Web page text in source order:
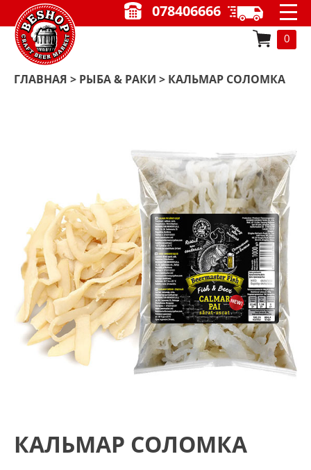
078406666
0
ГЛАВНАЯ > РЫБА & РАКИ > КАЛЬМАР СОЛОМКА
КАЛЬМАР СОЛОМКА